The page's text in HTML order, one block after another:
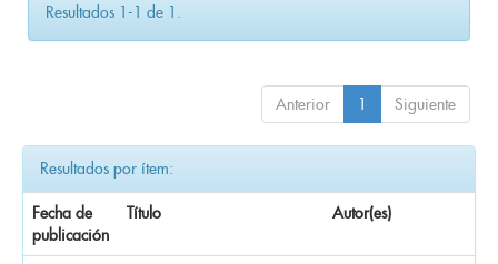
Resultados 1-1 de 1.
Anterior 1 Siguiente
Resultados por ítem:
Fecha de
publicación
Título Autor(es)